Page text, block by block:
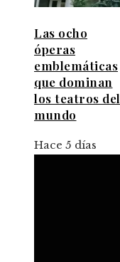
Las ocho
óperas
emblemáticas
que dominan
los teatros del
mundo
Hace 5 días